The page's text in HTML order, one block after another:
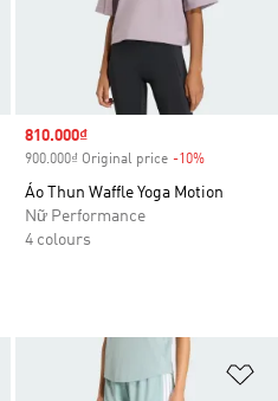
Sale price
810.000₫
900.000₫ Original price -10%
Áo Thun Waffle Yoga Motion
Nữ Performance
4 colours
Add to Wishlist